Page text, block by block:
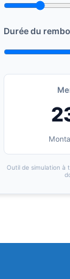
Durée du
Outil de simulation à